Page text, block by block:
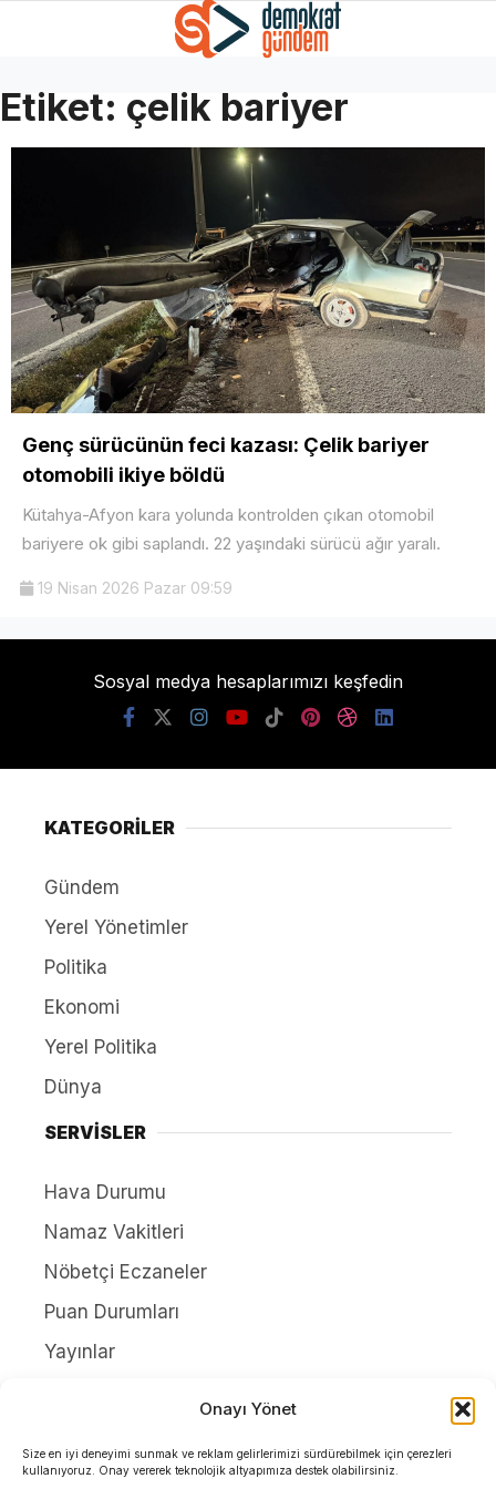
Onayı Yönet
Size en iyi deneyimi sunmak ve reklam gelirlerimizi sürdürebilmek için çerezleri
kullanıyoruz. Onay vererek teknolojik altyapımıza destek olabilirsiniz.
Etiket: çelik bariyer
Genç sürücünün feci kazası: Çelik bariyer
otomobili ikiye böldü
Kütahya-Afyon kara yolunda kontrolden çıkan otomobil
bariyere ok gibi saplandı. 22 yaşındaki sürücü ağır yaralı.
19 Nisan 2026 Pazar 09:59
Sosyal medya hesaplarımızı keşfedin
KATEGORİLER
Gündem
Yerel Yönetimler
Politika
Ekonomi
Yerel Politika
Dünya
SERVİSLER
Hava Durumu
Namaz Vakitleri
Nöbetçi Eczaneler
Puan Durumları
Yayınlar
İletişim